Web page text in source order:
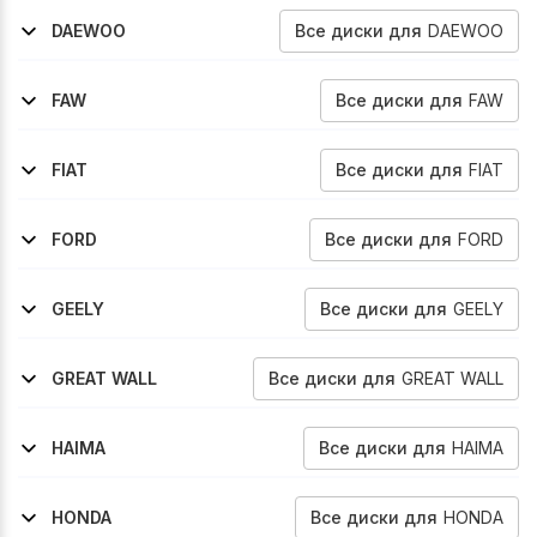
DAEWOO Все диски для DAEWOO
1997-2002
FAW
Все диски для FAW
2012-2017
FIAT
Все диски для FIAT
2006-2009
2009-2016
FORD
Все диски для FORD
2001-2004
GEELY
Все диски для GEELY
2016-2020
2009-2017
GREAT WALL
Все диски для GREAT WALL
2007-2013
HAIMA
Все диски для HAIMA
2007-2012
HONDA
Все диски для HONDA